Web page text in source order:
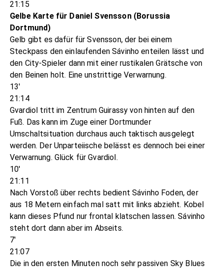
21:15
Gelbe Karte für Daniel Svensson (Borussia
Dortmund)
Gelb gibt es dafür für Svensson, der bei einem
Steckpass den einlaufenden Sávinho enteilen lässt und
den City-Spieler dann mit einer rustikalen Grätsche von
den Beinen holt. Eine unstrittige Verwarnung.
13'
21:14
Gvardiol tritt im Zentrum Guirassy von hinten auf den
Fuß. Das kann im Zuge einer Dortmunder
Umschaltsituation durchaus auch taktisch ausgelegt
werden. Der Unparteiische belässt es dennoch bei einer
Verwarnung. Glück für Gvardiol.
10'
21:11
Nach Vorstoß über rechts bedient Sávinho Foden, der
aus 18 Metern einfach mal satt mit links abzieht. Kobel
kann dieses Pfund nur frontal klatschen lassen. Sávinho
steht dort dann aber im Abseits.
7'
21:07
Die in den ersten Minuten noch sehr passiven Sky Blues